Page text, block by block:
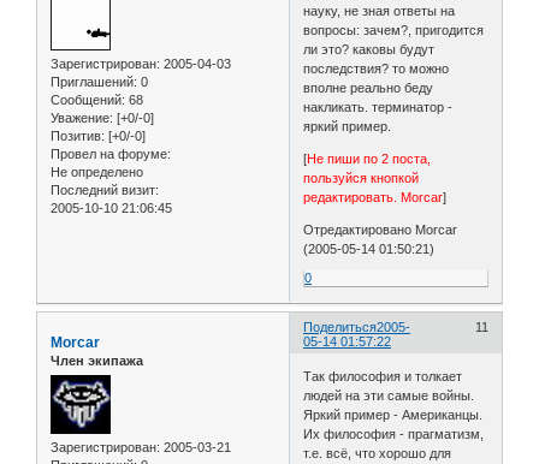
Зарегистрирован: 2005-04-03
Приглашений: 0
Сообщений: 68
Уважение: [+0/-0]
Позитив: [+0/-0]
Провел на форуме:
Не определено
Последний визит:
2005-10-10 21:06:45
науку, не зная ответы на
вопросы: зачем?, пригодится
ли это? каковы будут
последствия? то можно
вполне реально беду
накликать. терминатор -
яркий пример.
[Не пиши по 2 поста,
пользуйся кнопкой
редактировать. Morcar]
Отредактировано Morcar
(2005-05-14 01:50:21)
0
Поделиться 11
2005-
05-14 01:57:22
Morcar
Член экипажа
Зарегистрирован: 2005-03-21
Так философия и толкает
людей на эти самые войны.
Яркий пример - Американцы.
Их философия - прагматизм,
т.е. всё, что хорошо для